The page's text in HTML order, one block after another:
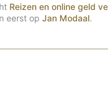
Reizen en online geld
eerst op Jan Modaal.